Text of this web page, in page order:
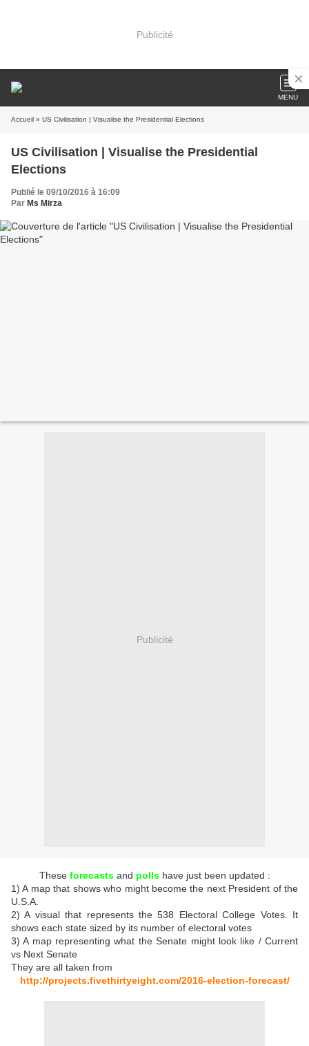
Publicité
MENU
Accueil » US Civilisation | Visualise the Presidential Elections
US Civilisation | Visualise the Presidential
Elections
Publié le 09/10/2016 à 16:09
Par Ms Mirza
Publicité
These forecasts and polls have just been updated :
1) A map that shows who might become the next President of the
U.S.A.
2) A visual that represents the 538 Electoral College Votes. It
shows each state sized by its number of electoral votes
3) A map representing what the Senate might look like / Current
vs Next Senate
They are all taken from
http://projects.fivethirtyeight.com/2016-election-forecast/